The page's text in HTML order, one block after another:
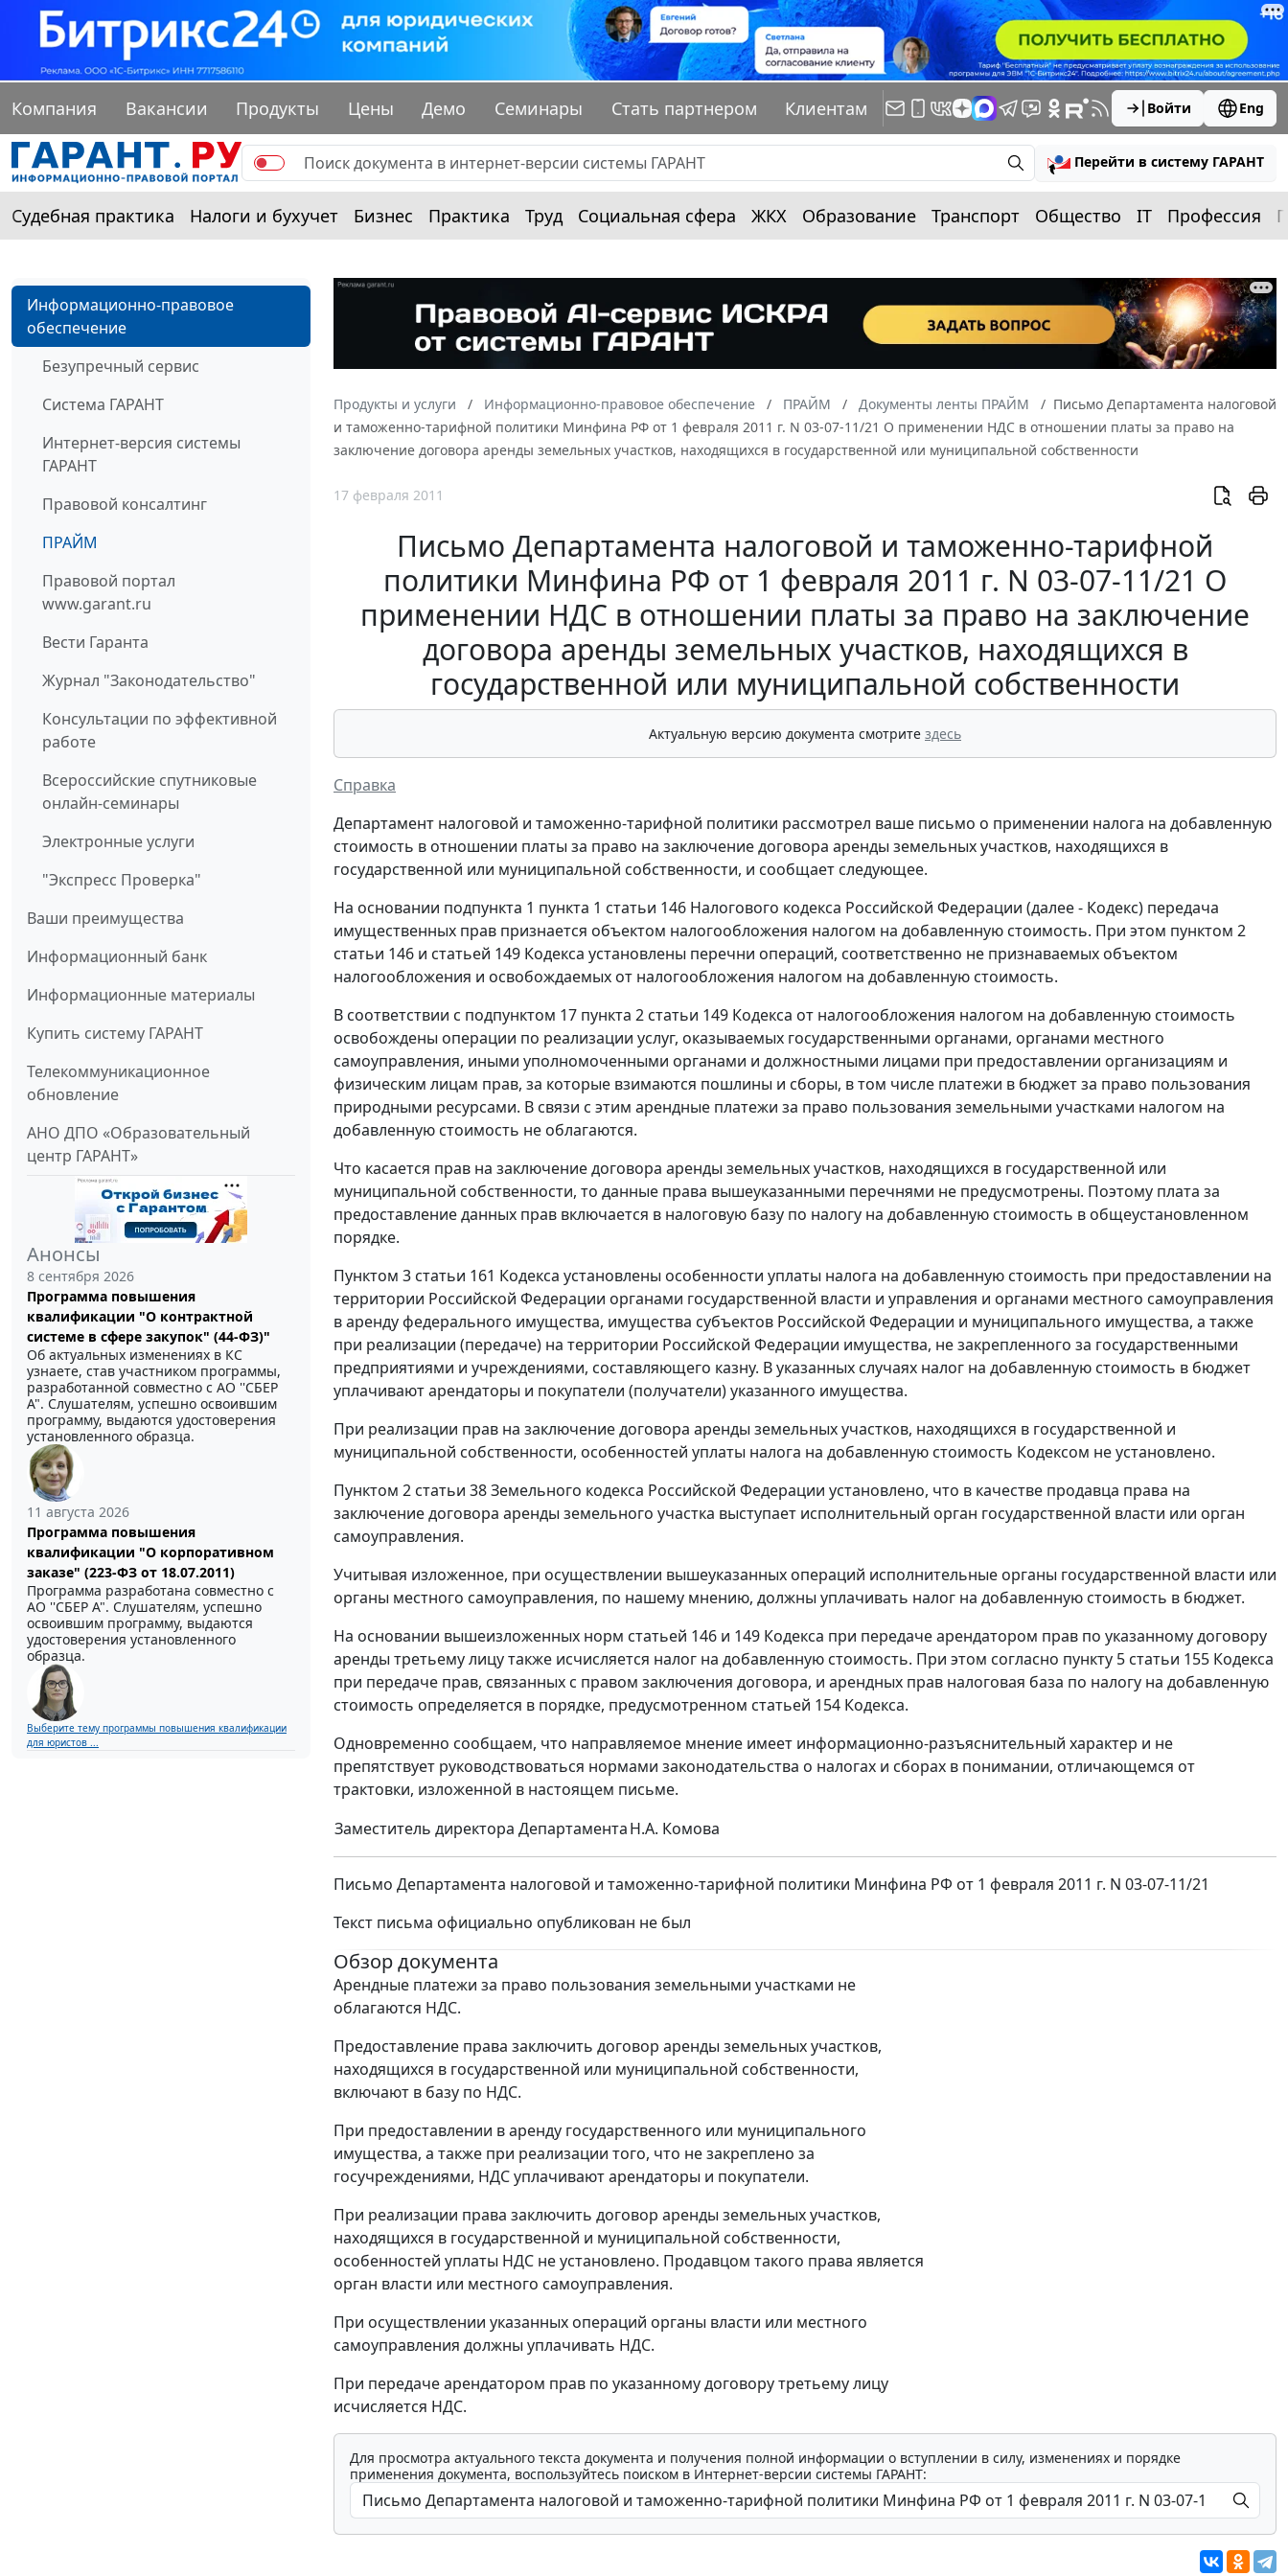
Компания Вакансии Продукты Цены Демо Семинары Стать партнером Клиентам Войти Eng
Перейти в систему ГАРАНТ
Судебная практика Налоги и бухучет Бизнес Практика Труд Социальная сфера ЖКХ Образование Транспорт Общество IT Профессия
Информационно-правовое
обеспечение
Безупречный сервис
Система ГАРАНТ
Интернет-версия системы
ГАРАНТ
Правовой консалтинг
ПРАЙМ
Правовой портал
www.garant.ru
Вести Гаранта
Журнал "Законодательство"
Консультации по эффективной
работе
Всероссийские спутниковые
онлайн-семинары
Электронные услуги
"Экспресс Проверка"
Ваши преимущества
Информационный банк
Информационные материалы
Купить систему ГАРАНТ
Телекоммуникационное
обновление
АНО ДПО «Образовательный
центр ГАРАНТ»
Анонсы
8 сентября 2026
Программа повышения
квалификации "О контрактной
системе в сфере закупок" (44-ФЗ)"
Об актуальных изменениях в КС
узнаете, став участником программы,
разработанной совместно с АО ''СБЕР
А". Слушателям, успешно освоившим
программу, выдаются удостоверения
установленного образца.
11 августа 2026
Программа повышения
квалификации "О корпоративном
заказе" (223-ФЗ от 18.07.2011)
Программа разработана совместно с
АО ''СБЕР А". Слушателям, успешно
освоившим программу, выдаются
удостоверения установленного
образца.
Выберите тему программы повышения квалификации
для юристов ...
Продукты и услуги Информационно-правовое обеспечение ПРАЙМ Документы ленты ПРАЙМ
Письмо Департамента налоговой
и таможенно-тарифной политики Минфина РФ от 1 февраля 2011 г. N 03-07-11/21 О применении НДС в отношении платы за право на
заключение договора аренды земельных участков, находящихся в государственной или муниципальной собственности
17 февраля 2011
Письмо Департамента налоговой и таможенно-тарифной
политики Минфина РФ от 1 февраля 2011 г. N 03-07-11/21 О
применении НДС в отношении платы за право на заключение
договора аренды земельных участков, находящихся в
государственной или муниципальной собственности
Актуальную версию документа смотрите здесь
Справка
Департамент налоговой и таможенно-тарифной политики рассмотрел ваше письмо о применении налога на добавленную
стоимость в отношении платы за право на заключение договора аренды земельных участков, находящихся в
государственной или муниципальной собственности, и сообщает следующее.
На основании подпункта 1 пункта 1 статьи 146 Налогового кодекса Российской Федерации (далее - Кодекс) передача
имущественных прав признается объектом налогообложения налогом на добавленную стоимость. При этом пунктом 2
статьи 146 и статьей 149 Кодекса установлены перечни операций, соответственно не признаваемых объектом
налогообложения и освобождаемых от налогообложения налогом на добавленную стоимость.
В соответствии с подпунктом 17 пункта 2 статьи 149 Кодекса от налогообложения налогом на добавленную стоимость
освобождены операции по реализации услуг, оказываемых государственными органами, органами местного
самоуправления, иными уполномоченными органами и должностными лицами при предоставлении организациям и
физическим лицам прав, за которые взимаются пошлины и сборы, в том числе платежи в бюджет за право пользования
природными ресурсами. В связи с этим арендные платежи за право пользования земельными участками налогом на
добавленную стоимость не облагаются.
Что касается прав на заключение договора аренды земельных участков, находящихся в государственной или
муниципальной собственности, то данные права вышеуказанными перечнями не предусмотрены. Поэтому плата за
предоставление данных прав включается в налоговую базу по налогу на добавленную стоимость в общеустановленном
порядке.
Пунктом 3 статьи 161 Кодекса установлены особенности уплаты налога на добавленную стоимость при предоставлении на
территории Российской Федерации органами государственной власти и управления и органами местного самоуправления
в аренду федерального имущества, имущества субъектов Российской Федерации и муниципального имущества, а также
при реализации (передаче) на территории Российской Федерации имущества, не закрепленного за государственными
предприятиями и учреждениями, составляющего казну. В указанных случаях налог на добавленную стоимость в бюджет
уплачивают арендаторы и покупатели (получатели) указанного имущества.
При реализации прав на заключение договора аренды земельных участков, находящихся в государственной и
муниципальной собственности, особенностей уплаты налога на добавленную стоимость Кодексом не установлено.
Пунктом 2 статьи 38 Земельного кодекса Российской Федерации установлено, что в качестве продавца права на
заключение договора аренды земельного участка выступает исполнительный орган государственной власти или орган
самоуправления.
Учитывая изложенное, при осуществлении вышеуказанных операций исполнительные органы государственной власти или
органы местного самоуправления, по нашему мнению, должны уплачивать налог на добавленную стоимость в бюджет.
На основании вышеизложенных норм статьей 146 и 149 Кодекса при передаче арендатором прав по указанному договору
аренды третьему лицу также исчисляется налог на добавленную стоимость. При этом согласно пункту 5 статьи 155 Кодекса
при передаче прав, связанных с правом заключения договора, и арендных прав налоговая база по налогу на добавленную
стоимость определяется в порядке, предусмотренном статьей 154 Кодекса.
Одновременно сообщаем, что направляемое мнение имеет информационно-разъяснительный характер и не
препятствует руководствоваться нормами законодательства о налогах и сборах в понимании, отличающемся от
трактовки, изложенной в настоящем письме.
Заместитель директора ДепартаментаН.А. Комова
Письмо Департамента налоговой и таможенно-тарифной политики Минфина РФ от 1 февраля 2011 г. N 03-07-11/21
Текст письма официально опубликован не был
Обзор документа
Арендные платежи за право пользования земельными участками не
облагаются НДС.
Предоставление права заключить договор аренды земельных участков,
находящихся в государственной или муниципальной собственности,
включают в базу по НДС.
При предоставлении в аренду государственного или муниципального
имущества, а также при реализации того, что не закреплено за
госучреждениями, НДС уплачивают арендаторы и покупатели.
При реализации права заключить договор аренды земельных участков,
находящихся в государственной и муниципальной собственности,
особенностей уплаты НДС не установлено. Продавцом такого права является
орган власти или местного самоуправления.
При осуществлении указанных операций органы власти или местного
самоуправления должны уплачивать НДС.
При передаче арендатором прав по указанному договору третьему лицу
исчисляется НДС.
Для просмотра актуального текста документа и получения полной информации о вступлении в силу, изменениях и порядке
применения документа, воспользуйтесь поиском в Интернет-версии системы ГАРАНТ: